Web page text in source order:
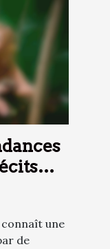
connaît une
de